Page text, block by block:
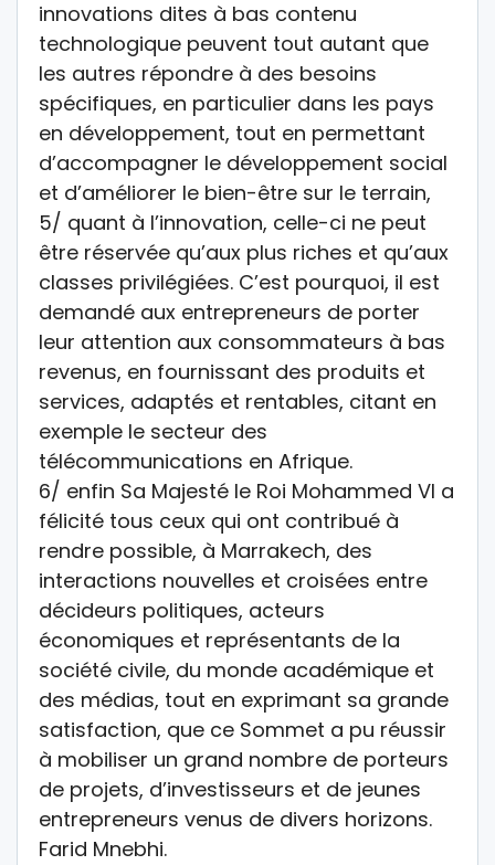
innovations dites à bas contenu
technologique peuvent tout autant que
les autres répondre à des besoins
spécifiques, en particulier dans les pays
en développement, tout en permettant
d’accompagner le développement social
et d’améliorer le bien-être sur le terrain,
5/ quant à l’innovation, celle-ci ne peut
être réservée qu’aux plus riches et qu’aux
classes privilégiées. C’est pourquoi, il est
demandé aux entrepreneurs de porter
leur attention aux consommateurs à bas
revenus, en fournissant des produits et
services, adaptés et rentables, citant en
exemple le secteur des
télécommunications en Afrique.
6/ enfin Sa Majesté le Roi Mohammed VI a
félicité tous ceux qui ont contribué à
rendre possible, à Marrakech, des
interactions nouvelles et croisées entre
décideurs politiques, acteurs
économiques et représentants de la
société civile, du monde académique et
des médias, tout en exprimant sa grande
satisfaction, que ce Sommet a pu réussir
à mobiliser un grand nombre de porteurs
de projets, d’investisseurs et de jeunes
entrepreneurs venus de divers horizons.
Farid Mnebhi.